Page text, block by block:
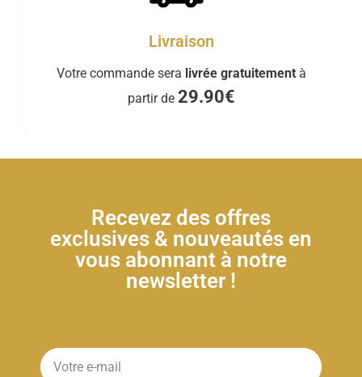
Livraison
Votre commande sera livrée gratuitement à
partir de 29.90€
Recevez des offres
exclusives & nouveautés en
vous abonnant à notre
newsletter !